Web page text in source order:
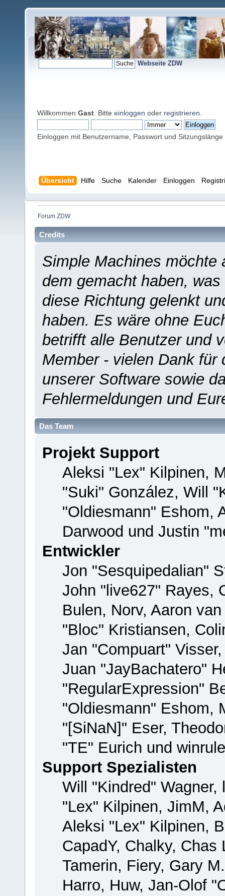
Webseite ZDW
Willkommen Gast . Bitte einloggen oder registrieren
Einloggen mit Benutzername, Passwort und Sitzungslänge
Übersicht Hilfe Suche Kalender Einloggen
Forum ZDW
Credits
Simple Machines möchte
dem gemacht haben,
diese Richtung gelenkt
haben. Es wäre ohne
betrifft alle Benutzer und
Member - vielen Dank für
unserer Software sowie
Fehlermeldungen und
Das Team
Projekt Support
Aleksi "Lex" Kilpinen,
"Suki" González, Will
"Oldiesmann" Eshom,
Darwood und Justin
Entwickler
Jon "Sesquipedalian"
John "live627" Rayes,
Bulen, Norv, Aaron
"Bloc" Kristiansen,
Jan "Compuart"
Juan "JayBachatero"
"RegularExpression"
"Oldiesmann" Eshom,
"[SiNaN]" Eser,
"TE" Eurich und
Support Spezialisten
Will "Kindred"
"Lex" Kilpinen, JimM,
Aleksi "Lex" Kilpinen,
CapadY, Chalky,
Tamerin, Fiery, Gary
Harro, Huw, Jan-Olof